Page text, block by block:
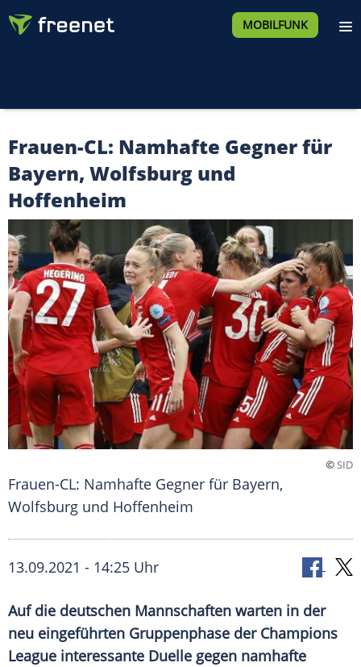
MOBILFUNK
Frauen-CL: Namhafte Gegner für
Bayern, Wolfsburg und
Hoffenheim
©SID
Frauen-CL: Namhafte Gegner für Bayern,
Wolfsburg und Hoffenheim
13.09.2021 - 14:25 Uhr
Auf die deutschen Mannschaften warten in der
neu eingeführten Gruppenphase der Champions
League interessante Duelle gegen namhafte